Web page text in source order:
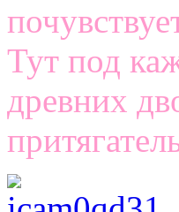
Тут под
древних